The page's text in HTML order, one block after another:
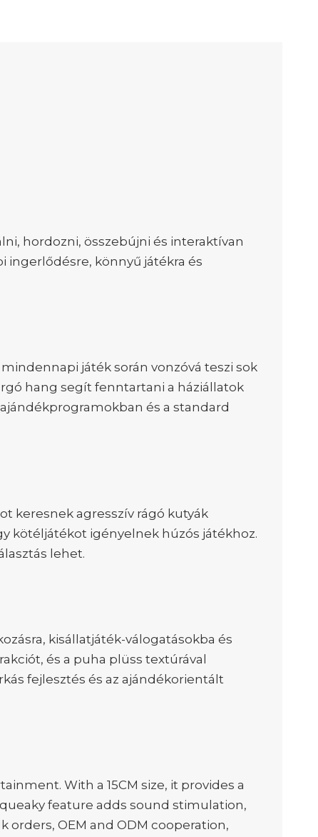
hordozni, összebújni és interaktívan
ingerlődésre, könnyű játékra és
játék során vonzóvá teszi sok
hang segít fenntartani a háziállatok
és a standard
keresnek agresszív rágó kutyák
kötéljátékot igényelnek húzós játékhoz.
lehet.
kisállatjáték-válogatásokba és
és a puha plüss textúrával
fejlesztés és az ajándékorientált
With a 15CM size, it provides a
feature adds sound stimulation,
OEM and ODM cooperation,